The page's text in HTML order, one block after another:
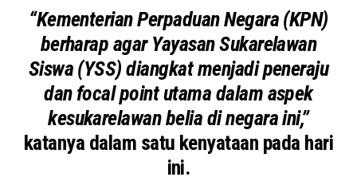
“Kementerian Perpaduan Negara (KPN)
berharap agar Yayasan Sukarelawan
Siswa (YSS) diangkat menjadi peneraju
dan focal point utama dalam aspek
kesukarelawan belia di negara ini,”
katanya dalam satu kenyataan pada hari
ini.